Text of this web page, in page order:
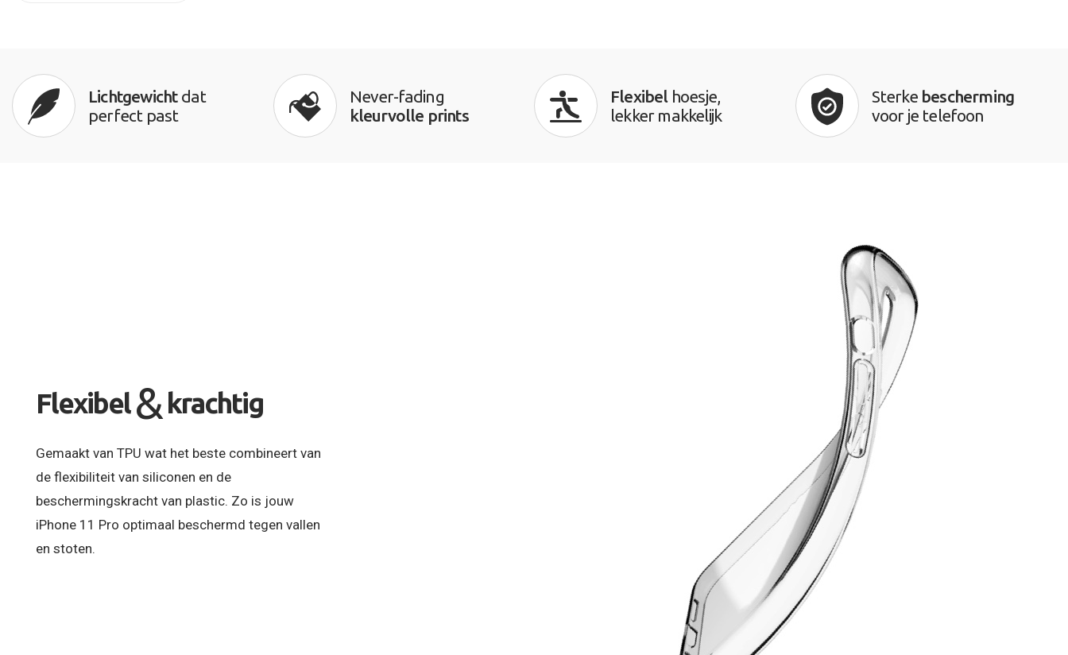
Lichtgewichtdat
perfect past
Never-fading
kleurvolle prints
Flexibelhoesje,
lekker makkelijk
Sterke bescherming
voor je telefoon
Flexibel & krachtig
Gemaakt van TPU wat het beste combineert van
de flexibiliteit van siliconen en de
beschermingskracht van plastic. Zo is jouw
iPhone 11 Pro optimaal beschermd tegen vallen
en stoten.